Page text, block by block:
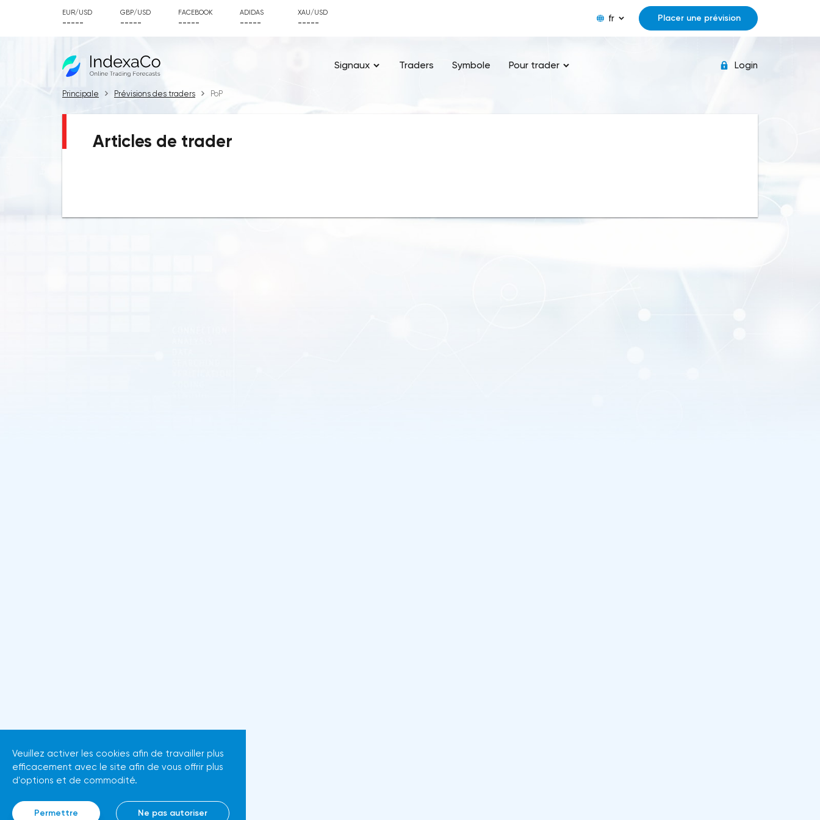
EUR/USD
-----
GBP/USD
-----
FACEBOOK
-----
ADIDAS
-----
XAU/USD
----- fr Placer une prévision
Signaux Traders Symbole Pour trader Login
Principale Prévisions des traders РоР
Articles de trader
Veuillez activer les cookies afin de travailler plus
efficacement avec le site afin de vous offrir plus
d'options et de commodité.
Permettre Ne pas autoriser